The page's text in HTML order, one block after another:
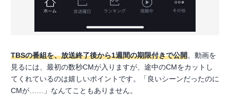
TBSの番組を、放送終了後から1週間の期限付きで公開。動画を
見るには、最初の数秒CMが入りますが、途中のCMをカットし
てくれているのは嬉しいポイントです。「良いシーンだったのに
CMが……」なんてこともありません。